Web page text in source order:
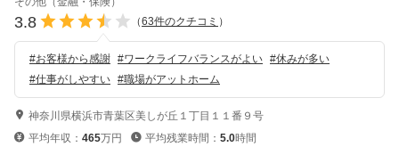
3.8 （63件のクチコミ ）
#お客様から感謝 #ワークライフバランスがよい #休みが多い
#仕事がしやすい #職場がアットホーム
神奈川県横浜市青葉区美しが丘１丁目１１番９号
平均年収： 465万円 平均残業時間： 5.0時間